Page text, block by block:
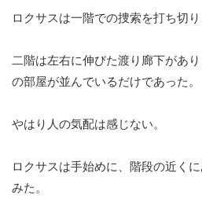
ロクサスは一階での捜索を打ち切
二階は左右に伸びた渡り廊下があ
の部屋が並んでいるだけであった。
やはり人の気配は感じない。
ロクサスは手始めに、階段の近く
みた。